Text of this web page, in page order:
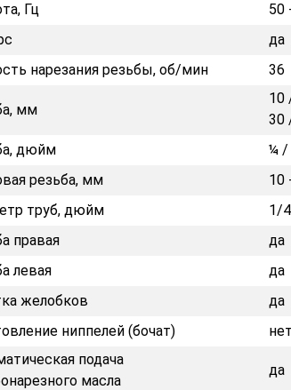
Гц
50
да
нарезания резьбы, об/мин
36
мм
10
30
дюйм
¼ /
резьба, мм
10
труб, дюйм
1/
правая
да
левая
да
желобков
да
ниппелей (бочат)
нет
подача
масла
да